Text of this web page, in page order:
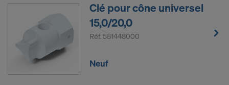
Clé pour cône universel
15,0/20,0
Réf. 581448000
Neuf